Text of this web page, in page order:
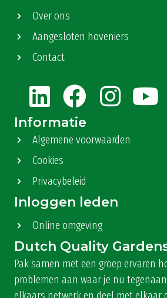
Over ons
Aangesloten hoveniers
Contact
Informatie
Algemene voorwaarden
Cookies
Privacybeleid
Inloggen leden
Online omgeving
Dutch Quality
Pak samen met een groep ervaren
problemen aan waar je nu